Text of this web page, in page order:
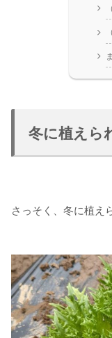
冬に植えら
さっそく、冬に植え